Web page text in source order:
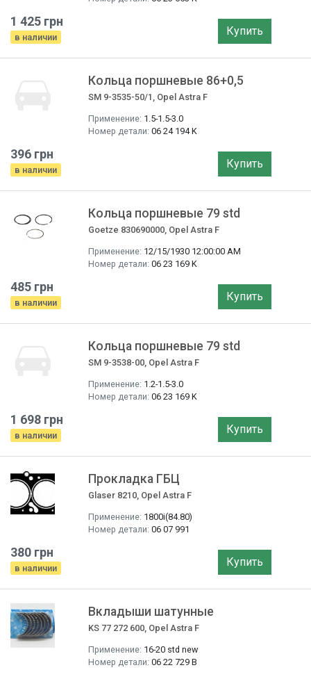
1 425 грн
в наличии Купить
Кольца поршневые 86+0,5
SM 9-3535-50/1, Opel Astra F
Применение: 1.5-1.5-3.0
Номер детали: 06 24 194 K
396 грн
в наличии Купить
Кольца поршневые 79 std
Goetze 830690000, Opel Astra F
Применение: 12/15/1930 12:00:00 AM
Номер детали: 06 23 169 K
485 грн
в наличии Купить
Кольца поршневые 79 std
SM 9-3538-00, Opel Astra F
Применение: 1.2-1.5-3.0
Номер детали: 06 23 169 K
1 698 грн
в наличии Купить
Прокладка ГБЦ
Glaser 8210, Opel Astra F
Применение: 1800i(84.80)
Номер детали: 06 07 991
380 грн
в наличии Купить
Вкладыши шатунные
KS 77 272 600, Opel Astra F
Применение: 16-20 std new
Номер детали: 06 22 729 B